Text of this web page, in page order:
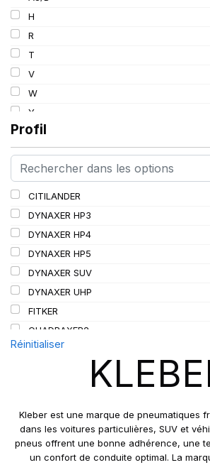
109/106
110/108
112A8/109B
114/111
115/113
116/113
116/114
127/127
144/141
H
R
T
V
W
Y
Profil
CITILANDER
DYNAXER HP3
DYNAXER HP4
DYNAXER HP5
DYNAXER SUV
DYNAXER UHP
FITKER
QUADRAXER2
SUP 8L
XL DYNAXER UHP
Réinitialiser
Kleber est une marque de pneumatiques
dans les voitures particulières, SUV et
pneus offrent une bonne adhérence, une
un confort de conduite optimal. La